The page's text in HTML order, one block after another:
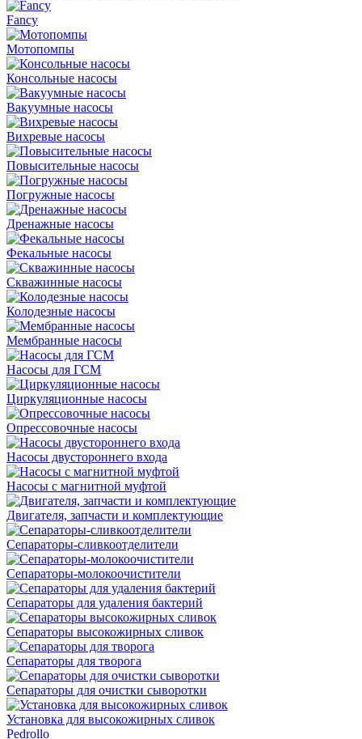
Fancy
Мотопомпы
Консольные насосы
Вакуумные насосы
Вихревые насосы
Повысительные насосы
Погружные насосы
Дренажные насосы
Фекальные насосы
Скважинные насосы
Колодезные насосы
Мембранные насосы
Насосы для ГСМ
Циркуляционные насосы
Опрессовочные насосы
Насосы двустороннего входа
Насосы с магнитной муфтой
Двигателя, запчасти и комплектующие
Сепараторы-сливкоотделители
Сепараторы-молокоочистители
Сепараторы для удаления бактерий
Сепараторы высокожирных сливок
Сепараторы для творога
Сепараторы для очистки сыворотки
Установка для высокожирных сливок
Pedrollo